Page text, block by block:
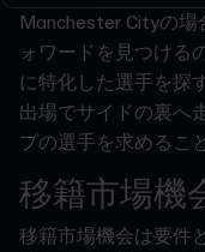
Manchester Cityの場
ォワードを見つける
に特化した選手を探
出場でサイドの裏へ
プの選手を求めるこ
移籍市場機
移籍市場機会は要件